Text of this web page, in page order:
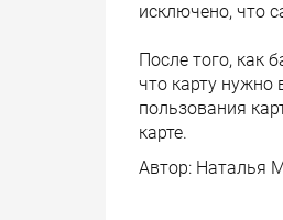
исключено, что
После того, как
что карту нужно
пользования
карте.
Автор: Наталья